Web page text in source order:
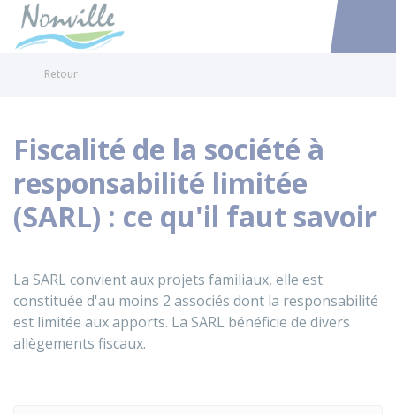
Accéder
Retour
Fiscalité de la société à
responsabilité limitée
(SARL) : ce qu'il faut savoir
La SARL convient aux projets familiaux, elle est
constituée d'au moins 2 associés dont la responsabilité
est limitée aux apports. La SARL bénéficie de divers
allègements fiscaux.